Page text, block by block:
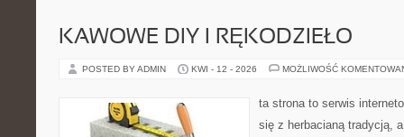
KAWOWE DIY I RĘKODZIEŁO
POSTED BY ADMIN KWI - 12 - 2026 MOŻLIWOŚĆ
ta strona to serwis
się z herbacianą tradycją, a